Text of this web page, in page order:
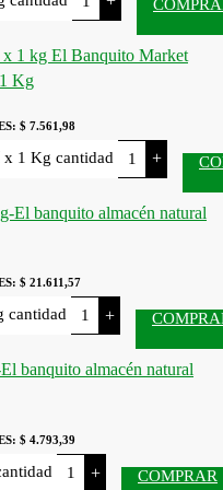
Kg
$ 7.561,98
1 Kg cantidad +
$ 21.611,57
cantidad +
$ 4.793,39
+ COMPRAR